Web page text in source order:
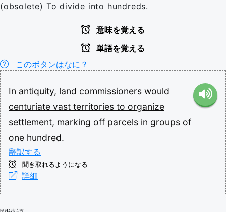
(obsolete) To divide into hundreds.
意味を覚える
単語を覚える
このボタンはなに？
In antiquity, land commissioners would
centuriate vast territories to organize
settlement, marking off parcels in groups of
one hundred.
翻訳する
聞き取れるようになる
詳細